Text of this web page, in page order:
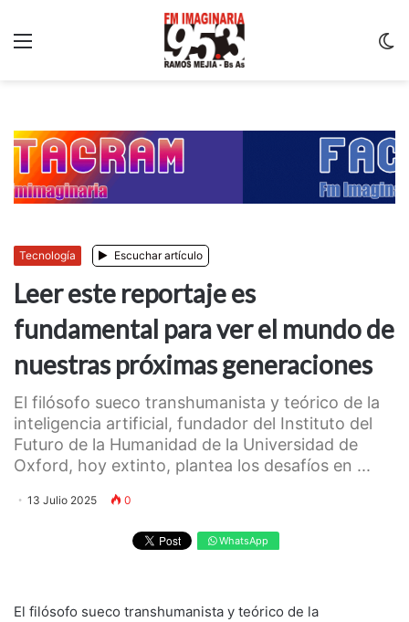
Tecnología Escuchar artículo
Leer este reportaje es
fundamental para ver el mundo de
nuestras próximas generaciones
El filósofo sueco transhumanista y teórico de la
inteligencia artificial, fundador del Instituto del
Futuro de la Humanidad de la Universidad de
Oxford, hoy extinto, plantea los desafíos en ...
13 Julio 2025 0
WhatsApp
El filósofo sueco transhumanista y teórico de la